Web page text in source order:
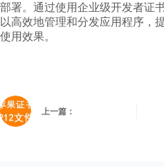
部署。通过使用企业级开发者证
以高效地管理和分发应用程序，
使用效果。
上一篇：